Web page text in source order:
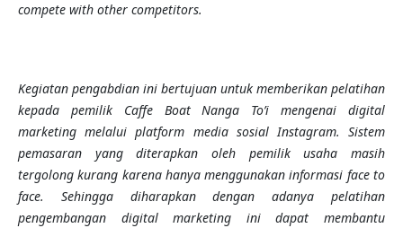
compete with other competitors.
Kegiatan pengabdian ini bertujuan untuk memberikan pelatihan
kepada pemilik Caffe Boat Nanga To’i mengenai digital
marketing melalui platform media sosial Instagram. Sistem
pemasaran yang diterapkan oleh pemilik usaha masih
tergolong kurang karena hanya menggunakan informasi face to
face. Sehingga diharapkan dengan adanya pelatihan
pengembangan digital marketing ini dapat membantu